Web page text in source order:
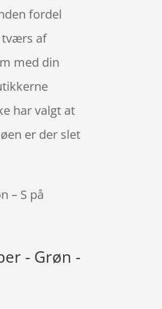
fordel
tværs af
med din
har valgt at
er der slet
– S på
- Grøn -